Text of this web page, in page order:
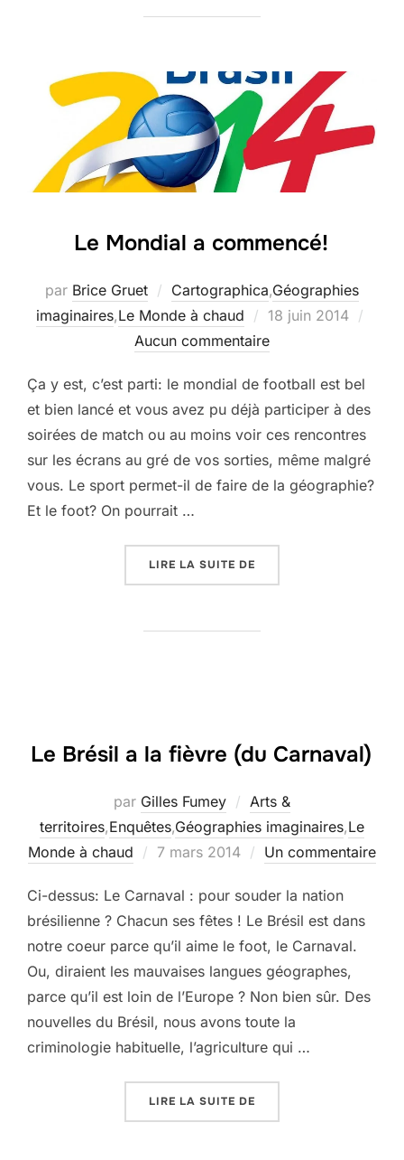
Le Mondial a commencé!
par Brice Gruet Cartographica,Géographies
imaginaires,Le Monde à chaud
Publié
le
18 juin 2014
Aucun commentaire
Ça y est, c’est parti: le mondial de football est bel
et bien lancé et vous avez pu déjà participer à des
soirées de match ou au moins voir ces rencontres
sur les écrans au gré de vos sorties, même malgré
vous. Le sport permet-il de faire de la géographie?
Et le foot? On pourrait …
LIRE LA SUITE DE
Le Brésil a la fièvre (du Carnaval)
par Gilles Fumey
Arts &
territoires,Enquêtes,Géographies imaginaires,Le
Monde à chaud
Publié
7 mars 2014 Un commentaire
Ci-dessus: Le Carnaval : pour souder la nation
brésilienne ? Chacun ses fêtes ! Le Brésil est dans
notre coeur parce qu’il aime le foot, le Carnaval.
Ou, diraient les mauvaises langues géographes,
parce qu’il est loin de l’Europe ? Non bien sûr. Des
nouvelles du Brésil, nous avons toute la
criminologie habituelle, l’agriculture qui …
LIRE LA SUITE DE